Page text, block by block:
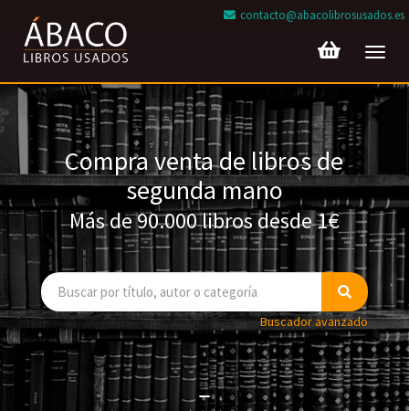
contacto@abacolibrosusados.es
Compra venta de libros de
segunda mano
Más de 90.000 libros desde 1€
Buscador avanzado